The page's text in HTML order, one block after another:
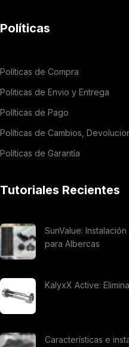
Políticas
Políticas de Compra
Politicas de Envio y Entrega
Políticas de Pago
Políticas de Cambios,
Políticas de Garantía
Tutoriales Recientes
SunValue:
para Albercas
KalyxX Active:
Características e